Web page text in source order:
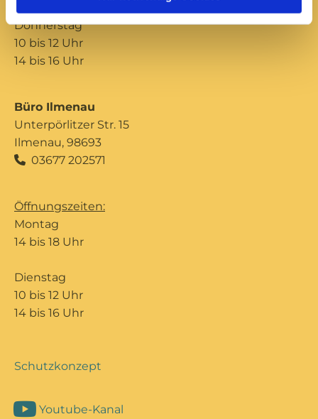
Donnerstag
10 bis 12 Uhr
14 bis 16 Uhr
Büro Ilmenau
Unterpörlitzer Str. 15
Ilmenau, 98693
 03677 202571
Öffnungszeiten:
Montag
14 bis 18 Uhr
Dienstag
10 bis 12 Uhr
14 bis 16 Uhr
Schutzkonzept
Youtube-Kanal